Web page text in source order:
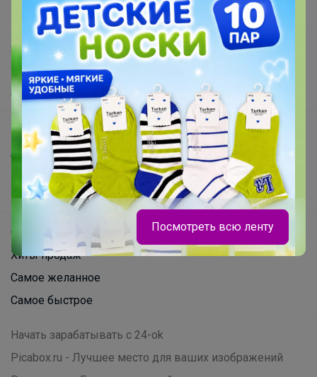
support@24-ok.ru
Написать в поддержку
Защита покупателя
Помощь
О нас
Все предложения
Анонсы
Новости
Поддержка альпак
Самое выгодное
Хиты продаж
Самое желанное
Самое быстрое
Начать зарабатывать с 24-ok
Picabox.ru - Лучшее место для ваших изображений
Посмотреть всю ленту